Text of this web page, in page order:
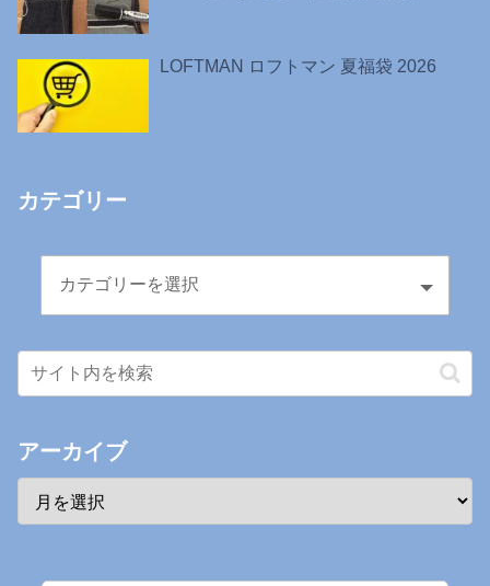
LOFTMAN ロフトマン 夏福袋 2026
カテゴリー
アーカイブ